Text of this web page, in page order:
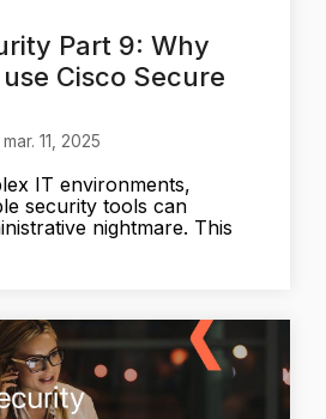
Part 9: Why
Cisco Secure
11, 2025
IT environments,
security tools can
nightmare. This